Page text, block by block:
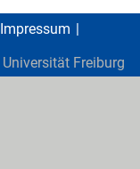
Impressum
Universität Freiburg